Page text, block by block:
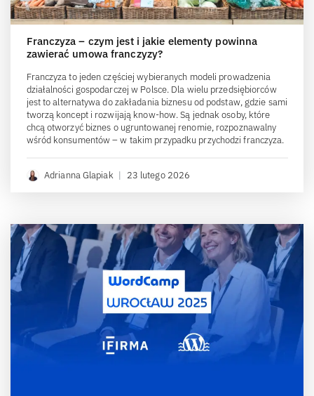
Franczyza – czym jest i jakie elementy powinna
zawierać umowa franczyzy?
Franczyza to jeden częściej wybieranych modeli prowadzenia
działalności gospodarczej w Polsce. Dla wielu przedsiębiorców
jest to alternatywa do zakładania biznesu od podstaw, gdzie sami
tworzą koncept i rozwijają know-how. Są jednak osoby, które
chcą otworzyć biznes o ugruntowanej renomie, rozpoznawalny
wśród konsumentów – w takim przypadku przychodzi franczyza.
Adrianna Glapiak | 23 lutego 2026